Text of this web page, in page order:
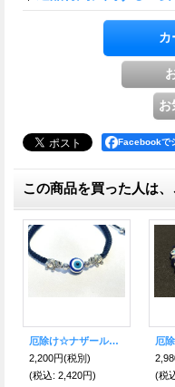
Facebookで
この商品を買った人は
厄除け☆ナザールボンジュウ★Wエレファント ミサンガブレス BLACK
2,200円(税別)
(税込: 2,420円)
(税